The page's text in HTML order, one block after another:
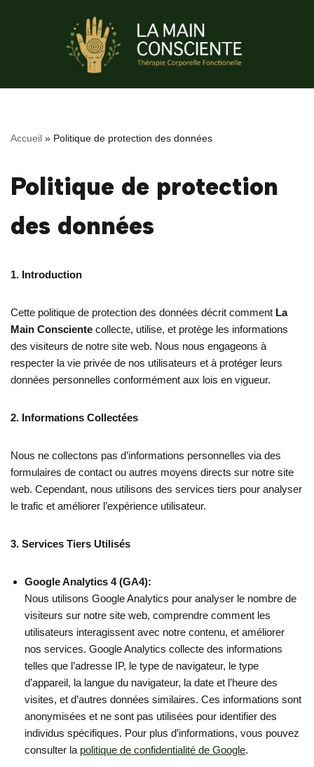
Accueil » Politique de protection des données
Politique de protection
des données
1. Introduction
Cette politique de protection des données décrit comment La
Main Consciente collecte, utilise, et protège les informations
des visiteurs de notre site web. Nous nous engageons à
respecter la vie privée de nos utilisateurs et à protéger leurs
données personnelles conformément aux lois en vigueur.
2. Informations Collectées
Nous ne collectons pas d’informations personnelles via des
formulaires de contact ou autres moyens directs sur notre site
web. Cependant, nous utilisons des services tiers pour analyser
le trafic et améliorer l’expérience utilisateur.
3. Services Tiers Utilisés
Google Analytics 4 (GA4):
Nous utilisons Google Analytics pour analyser le nombre de
visiteurs sur notre site web, comprendre comment les
utilisateurs interagissent avec notre contenu, et améliorer
nos services. Google Analytics collecte des informations
telles que l’adresse IP, le type de navigateur, le type
d’appareil, la langue du navigateur, la date et l’heure des
visites, et d’autres données similaires. Ces informations sont
anonymisées et ne sont pas utilisées pour identifier des
individus spécifiques. Pour plus d’informations, vous pouvez
consulter la politique de confidentialité de Google.